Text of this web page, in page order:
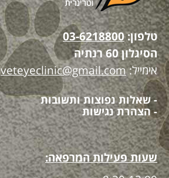
טלפון:03-6218800
הסיגלון 60 רנתיה
אימייל:veteyeclinic@gmail.com
- שאלות נפוצות ותשובות
- הצהרת נגישות
שעות פעילות המרפאה: